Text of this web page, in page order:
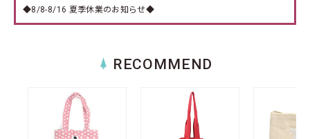
◆8/8-8/16 夏季休業のお知らせ◆
RECOMMEND